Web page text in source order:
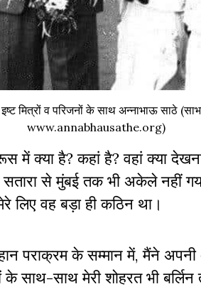
मित्रों व परिजनों के साथ अन्नाभाऊ साठे
www.annabhausathe.org)
में क्या है? कहां है? वहां क्या
सतारा से मुंबई तक भी अकेले नहीं
लिए वह बड़ा ही कठिन था।
पराक्रम के सम्मान में, मैंने अपनी
साथ-साथ मेरी शोहरत भी